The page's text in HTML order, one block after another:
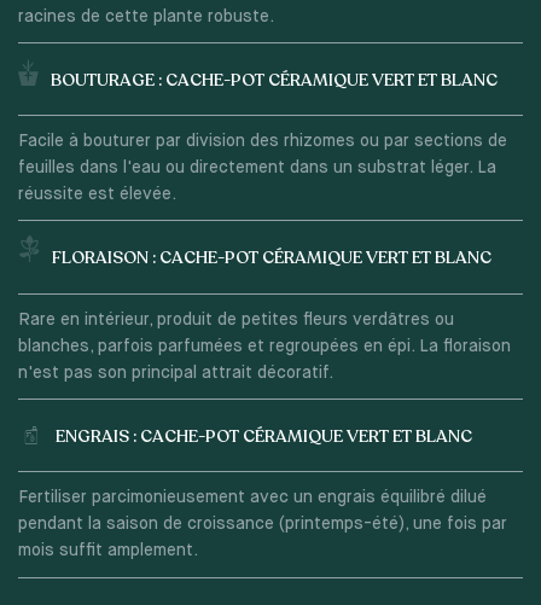
racines de cette plante robuste.
BOUTURAGE : CACHE-POT CÉRAMIQUE VERT ET BLANC
Facile à bouturer par division des rhizomes ou par sections de
feuilles dans l'eau ou directement dans un substrat léger. La
réussite est élevée.
FLORAISON : CACHE-POT CÉRAMIQUE VERT ET BLANC
Rare en intérieur, produit de petites fleurs verdâtres ou
blanches, parfois parfumées et regroupées en épi. La floraison
n'est pas son principal attrait décoratif.
ENGRAIS : CACHE-POT CÉRAMIQUE VERT ET BLANC
Fertiliser parcimonieusement avec un engrais équilibré dilué
pendant la saison de croissance (printemps-été), une fois par
mois suffit amplement.